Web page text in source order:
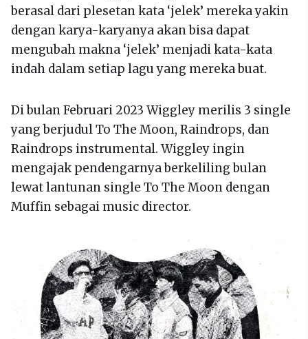
berasal dari plesetan kata ‘jelek’ mereka yakin
dengan karya-karyanya akan bisa dapat
mengubah makna ‘jelek’ menjadi kata-kata
indah dalam setiap lagu yang mereka buat.
Di bulan Februari 2023 Wiggley merilis 3 single
yang berjudul To The Moon, Raindrops, dan
Raindrops instrumental. Wiggley ingin
mengajak pendengarnya berkeliling bulan
lewat lantunan single To The Moon dengan
Muffin sebagai music director.